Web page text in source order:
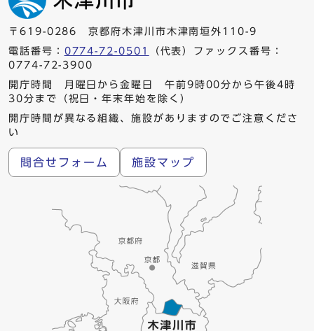
〒619-0286 京都府木津川市木津南垣外110-9
電話番号： 0774-72-0501
（代表）ファックス番号：
0774-72-3900
開庁時間 月曜日から金曜日 午前9時00分から午後4時
30分まで（祝日・年末年始を除く）
開庁時間が異なる組織、施設がありますのでご注意くださ
い
問合せフォーム 施設マップ